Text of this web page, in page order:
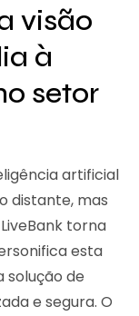
visão
à
setor
artificial
distante, mas
torna
esta
solução de
e segura. O